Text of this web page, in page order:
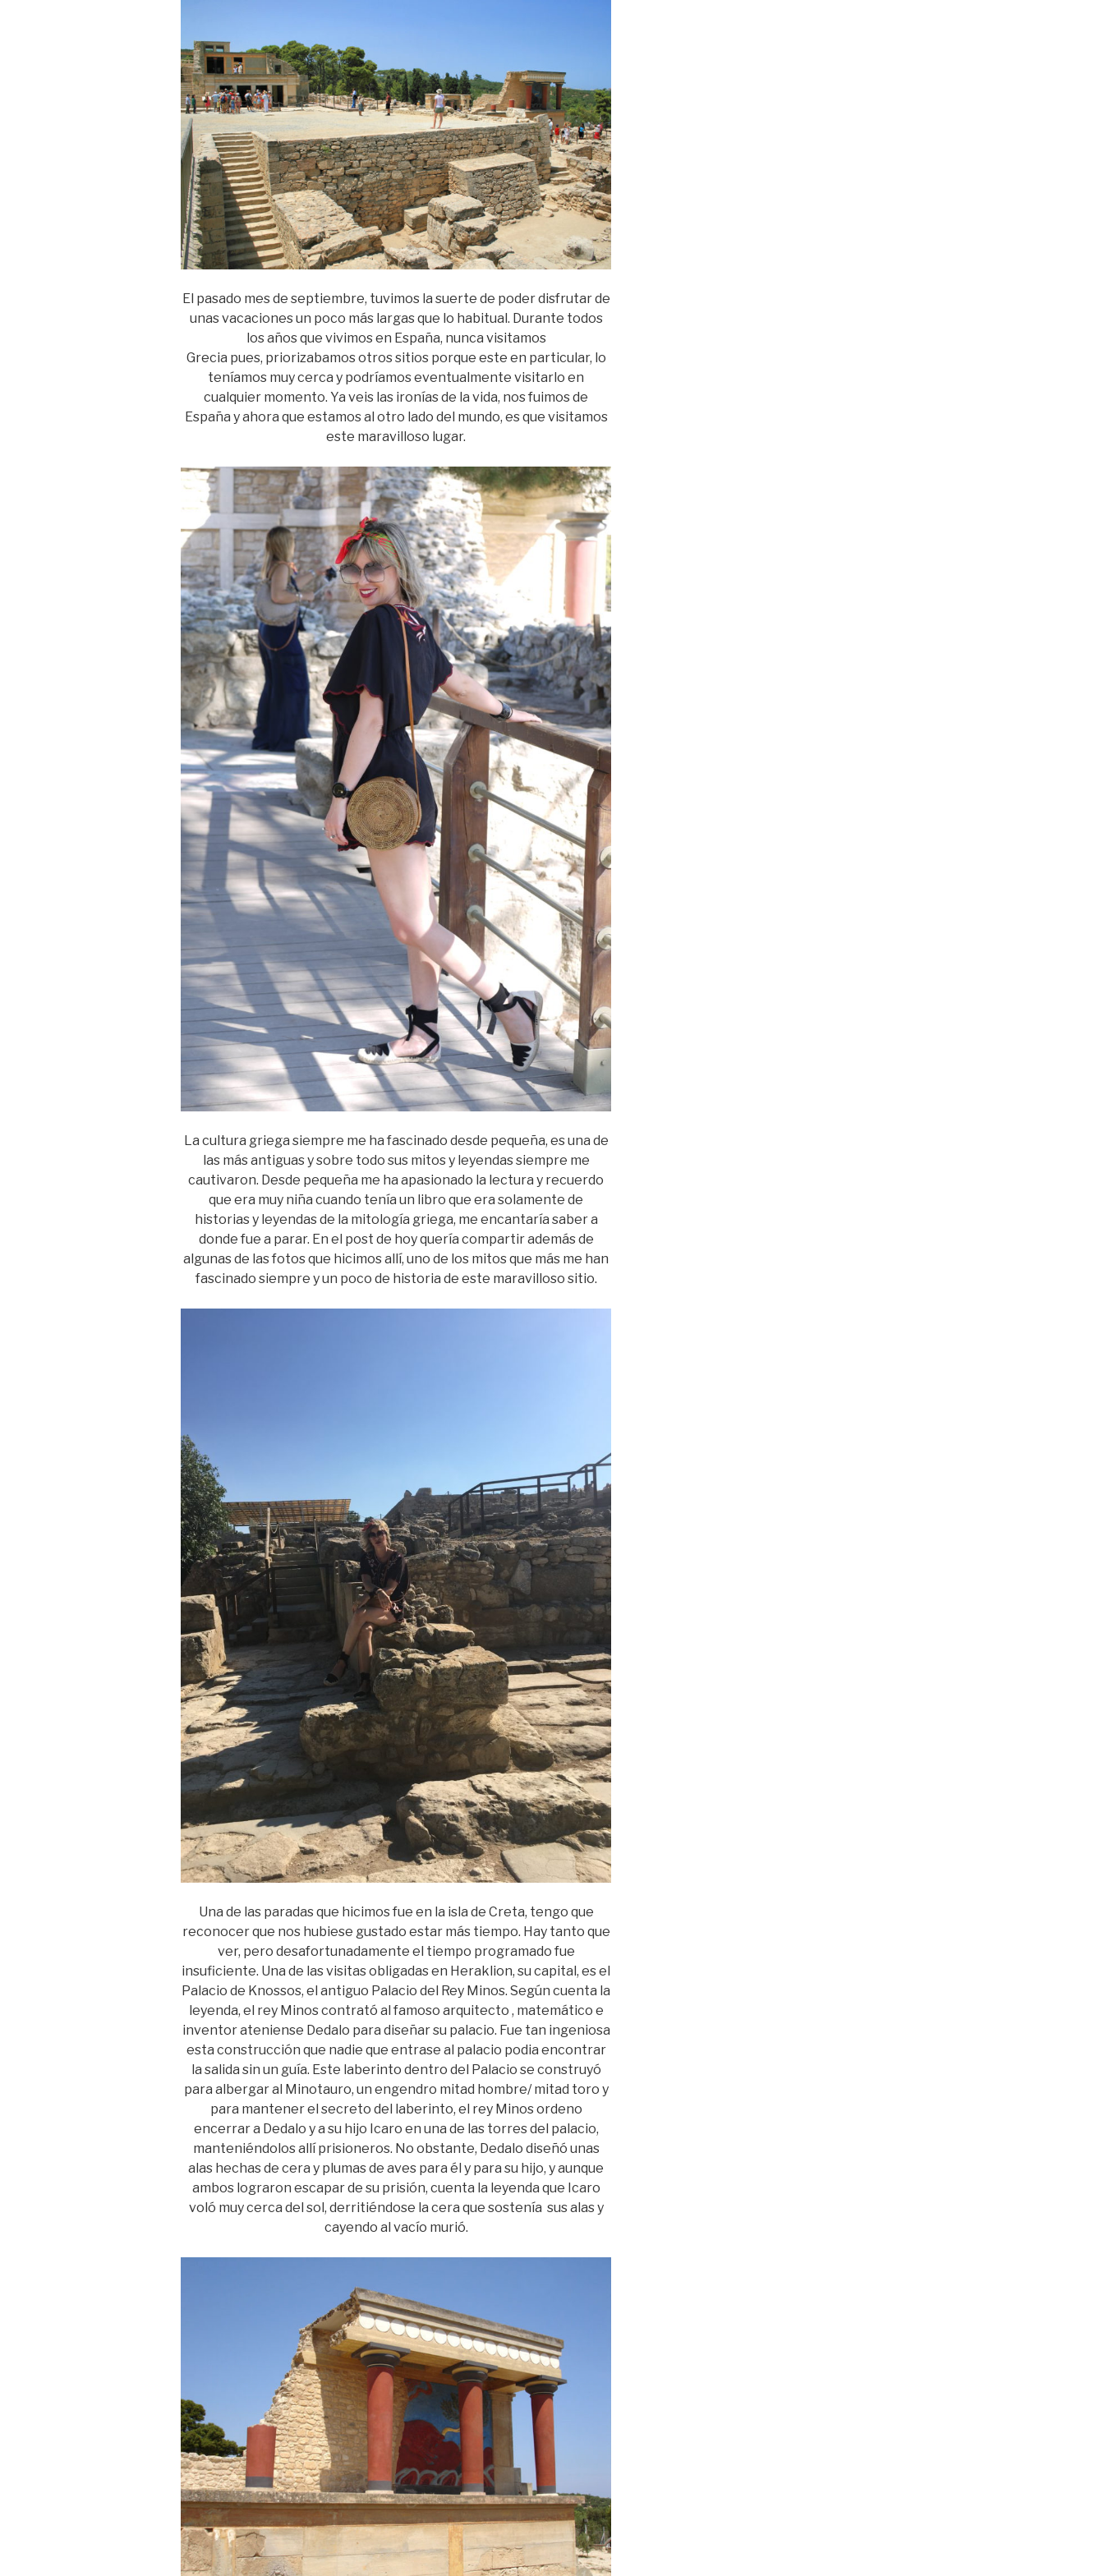
El pasado mes de septiembre, tuvimos la suerte de poder disfrutar de
unas vacaciones un poco más largas que lo habitual. Durante todos
los años que vivimos en España, nunca visitamos
Grecia pues, priorizabamos otros sitios porque este en particular, lo
teníamos muy cerca y podríamos eventualmente visitarlo en
cualquier momento. Ya veis las ironías de la vida, nos fuimos de
España y ahora que estamos al otro lado del mundo, es que visitamos
este maravilloso lugar.
La cultura griega siempre me ha fascinado desde pequeña, es una de
las más antiguas y sobre todo sus mitos y leyendas siempre me
cautivaron. Desde pequeña me ha apasionado la lectura y recuerdo
que era muy niña cuando tenía un libro que era solamente de
historias y leyendas de la mitología griega, me encantaría saber a
donde fue a parar. En el post de hoy quería compartir además de
algunas de las fotos que hicimos allí, uno de los mitos que más me han
fascinado siempre y un poco de historia de este maravilloso sitio.
Una de las paradas que hicimos fue en la isla de Creta, tengo que
reconocer que nos hubiese gustado estar más tiempo. Hay tanto que
ver, pero desafortunadamente el tiempo programado fue
insuficiente. Una de las visitas obligadas en Heraklion, su capital, es el
Palacio de Knossos, el antiguo Palacio del Rey Minos. Según cuenta la
leyenda, el rey Minos contrató al famoso arquitecto , matemático e
inventor ateniense Dedalo para diseñar su palacio. Fue tan ingeniosa
esta construcción que nadie que entrase al palacio podia encontrar
la salida sin un guía. Este laberinto dentro del Palacio se construyó
para albergar al Minotauro, un engendro mitad hombre/ mitad toro y
para mantener el secreto del laberinto, el rey Minos ordeno
encerrar a Dedalo y a su hijo Icaro en una de las torres del palacio,
manteniéndolos allí prisioneros. No obstante, Dedalo diseñó unas
alas hechas de cera y plumas de aves para él y para su hijo, y aunque
ambos lograron escapar de su prisión, cuenta la leyenda que Icaro
voló muy cerca del sol, derritiéndose la cera que sostenía sus alas y
cayendo al vacío murió.